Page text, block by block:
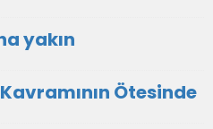
yakın
Ötesinde